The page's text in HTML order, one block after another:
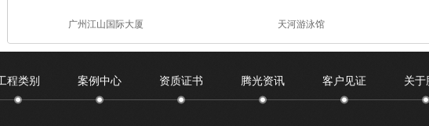
广州江山国际大厦 天河游泳馆
程类别 案例中心 资质证书 腾光资讯 客户见证 关于